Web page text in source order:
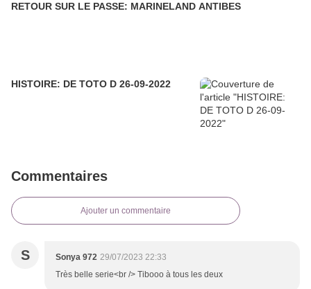
RETOUR SUR LE PASSE: MARINELAND ANTIBES
HISTOIRE: DE TOTO D 26-09-2022
Commentaires
Ajouter un commentaire
S Sonya 972 29/07/2023 22:33
Très belle serie<br /> Tibooo à tous les deux